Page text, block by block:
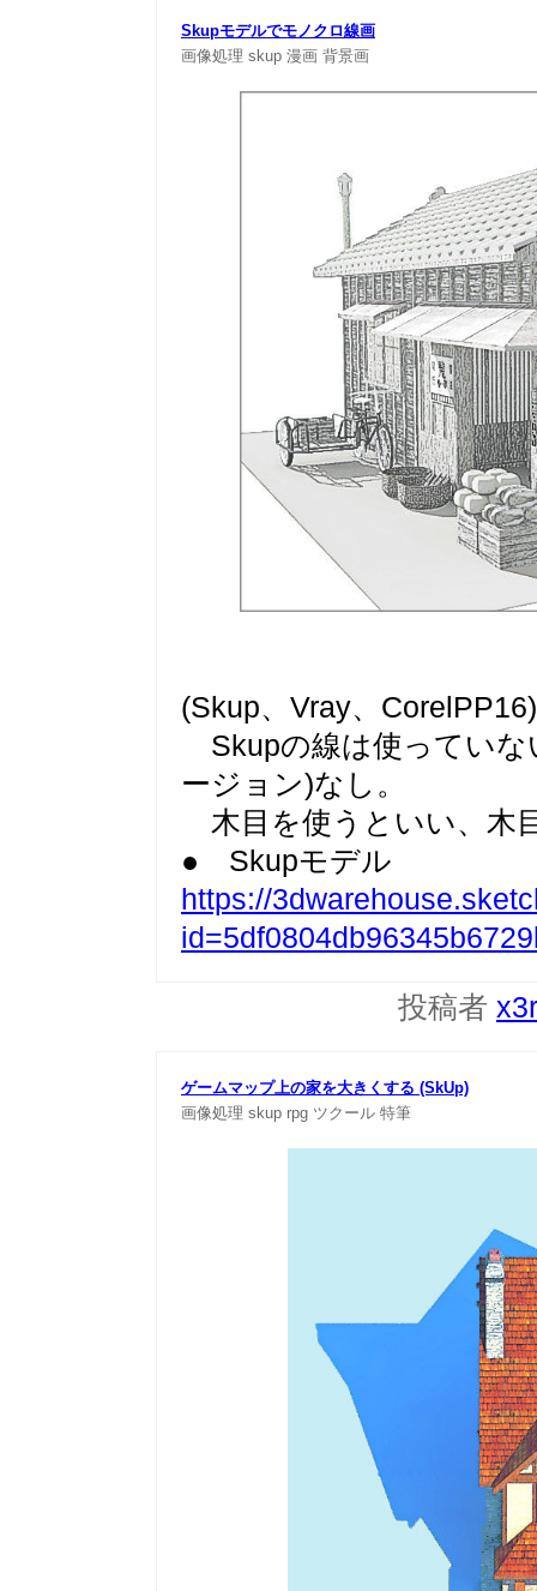
Skupモデルでモノクロ線画
画像処理 skup 漫画 背景画
(Skup、Vray、CorelPP16)
Skupの線は使ってい
ージョン)なし。
木目を使うといい、木
● Skupモデル
https://
投稿者
ゲームマップ上の家を大きくする (SkUp)
画像処理 skup rpg ツクール 特筆